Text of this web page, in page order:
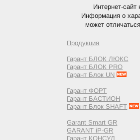
Интернет-
Информация о
может
Продукция
Гарант БЛОК ЛЮКС
Гарант БЛОК PRO
Гарант Блок UN
Гарант ФОРТ
Гарант БАСТИОН
Гарант Блок SHAFT
Garant Smart GR
GARANT iP-GR
Гарант КОНСУЛ